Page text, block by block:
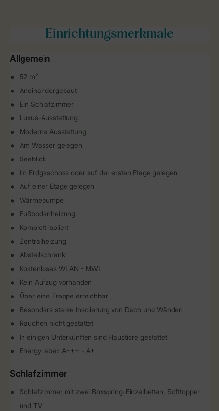
Einrichtungsmerkmale
Allgemein
52 m²
Aneinandergebaut
Ein Schlafzimmer
Luxus-Ausstattung
Moderne Ausstattung
Am Wasser gelegen
Seeblick
Im Erdgeschoss oder auf der ersten Etage gelegen
Auf einer Etage gelegen
Wärmepumpe
Fußbodenheizung
Komplett isoliert
Zentralheizung
Abstellschrank
Kostenloses WLAN - MWL
Kein Aufzug vorhanden
Über eine Treppe erreichbar
Besonders starke Insolierung von Dach und Wänden
Rauchen nicht gestattet
In einigen Unterkünften sind Haustiere gestattet
Energy label: A+++ - A+
Schlafzimmer
Schlafzimmer mit zwei Boxspring-Einzelbetten, Softtopper
und TV